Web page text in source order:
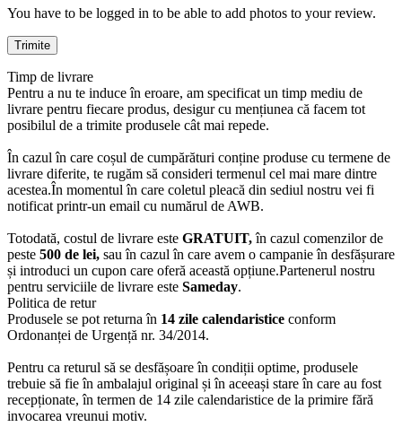
You have to be logged in to be able to add photos to your review.
Timp de livrare
Pentru a nu te induce în eroare, am specificat un timp mediu de
livrare pentru fiecare produs, desigur cu mențiunea că facem tot
posibilul de a trimite produsele cât mai repede.
În cazul în care coșul de cumpărături conține produse cu termene de
livrare diferite, te rugăm să consideri termenul cel mai mare dintre
acestea.În momentul în care coletul pleacă din sediul nostru vei fi
notificat printr-un email cu numărul de AWB.
Totodată, costul de livrare este GRATUIT,în cazul comenzilor de
peste 500 de lei, sau în cazul în care avem o campanie în desfășurare
și introduci un cupon care oferă această opțiune.Partenerul nostru
pentru serviciile de livrare este Sameday.
Politica de retur
Produsele se pot returna în 14 zile calendaristice conform
Ordonanței de Urgență nr. 34/2014.
Pentru ca returul să se desfășoare în condiții optime, produsele
trebuie să fie în ambalajul original și în aceeași stare în care au fost
recepționate, în termen de 14 zile calendaristice de la primire fără
invocarea vreunui motiv.